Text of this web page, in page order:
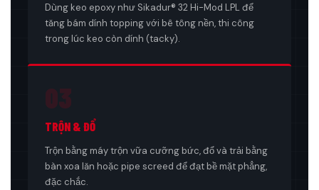
Dùng keo epoxy như Sikadur® 32 Hi-Mod LPL để
tăng bám dính topping với bê tông nền, thi công
trong lúc keo còn dính (tacky).
03
TRỘN & ĐỔ
Trộn bằng máy trộn vữa cưỡng bức, đổ và trải bằng
bàn xoa lăn hoặc pipe screed để đạt bề mặt phẳng,
đặc chắc.